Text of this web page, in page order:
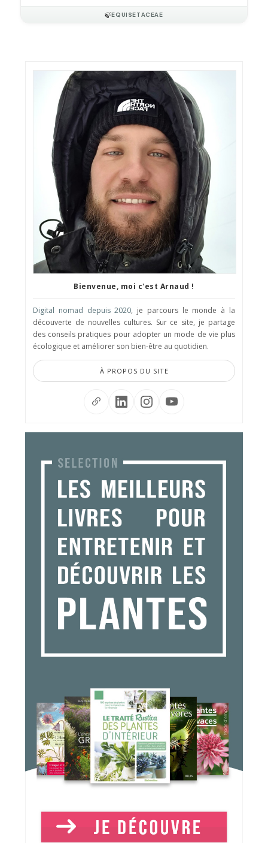
🍃EQUISETACEAE
Bienvenue, moi c'est Arnaud !
Digital nomad depuis 2020, je parcours le monde à la
découverte de nouvelles cultures. Sur ce site, je partage
des conseils pratiques pour adopter un mode de vie plus
écologique et améliorer son bien-être au quotidien.
À PROPOS DU SITE